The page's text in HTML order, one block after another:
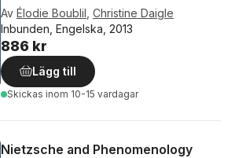
Av Élodie Boublil Christine Daigle
Inbunden, Engelska, 2013
886 kr
Lägg till
Skickas inom 10-15 vardagar
Nietzsche and Phenomenology